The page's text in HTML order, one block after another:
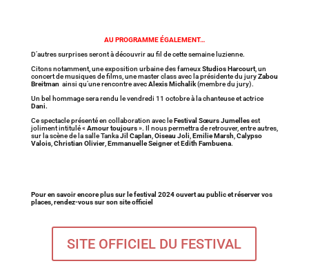
AU PROGRAMME ÉGALEMENT…
D’autres surprises seront à découvrir au fil de cette semaine luzienne.
Citons notamment, une exposition urbaine des fameuxStudios Harcourt, un
concert de musiques de films, une master class avec la présidente du juryZabou
Breitman ainsi qu’une rencontre avecAlexis Michalik(membre du jury).
Un bel hommage sera rendu le vendredi 11 octobre à la chanteuse et actrice
Dani.
Ce spectacle présenté en collaboration avec leFestival Sœurs Jumellesest
joliment intitulé «Amour toujours». Il nous permettra de retrouver, entre autres,
sur la scène de la salle TankaJil Caplan Oiseau Joli Emilie Marsh Calypso
Valois, Christian Olivier, Emmanuelle SeigneretEdith Fambuena.
Pour en savoir encore plus sur le festival 2024 ouvert au public et réserver vos
places, rendez-vous sur son site officiel
SITE OFFICIEL DU FESTIVAL